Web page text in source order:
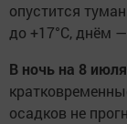
опустится
до +17°C, днём
В ночь на 8 июля
осадков не